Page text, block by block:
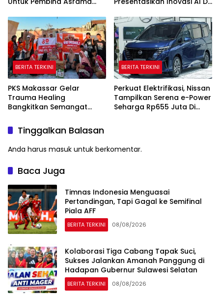
BERITA TERKINI
PKS Makassar Gelar
Trauma Healing
Bangkitkan Semangat
BERITA TERKINI
Perkuat Elektrifikasi, Nissan
Tampilkan Serena e-Power
Seharga Rp655 Juta Di
Tinggalkan Balasan
Anda harus masuk untuk berkomentar.
Baca Juga
Timnas Indonesia Menguasai
Pertandingan, Tapi Gagal ke Semifinal
Piala AFF
BERITA TERKINI 08/08/2026
Kolaborasi Tiga Cabang Tapak Suci,
Sukses Jalankan Amanah Panggung di
Hadapan Gubernur Sulawesi Selatan
BERITA TERKINI 08/08/2026